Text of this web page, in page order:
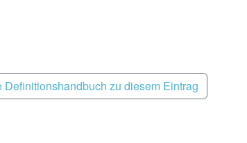
zu diesem Eintrag